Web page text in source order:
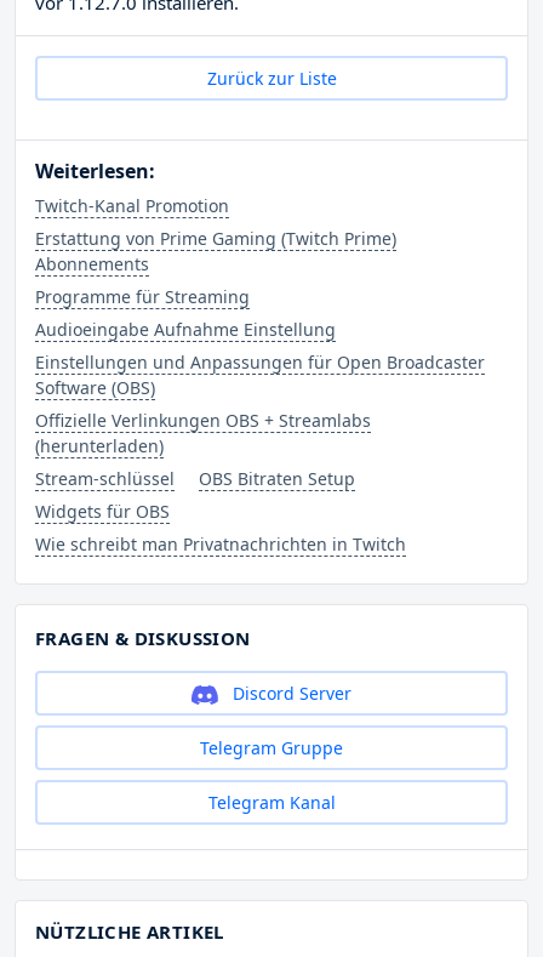
Zurück zur Liste
Weiterlesen:
Twitch-Kanal Promotion
Erstattung von Prime Gaming (Twitch Prime)
Abonnements
Programme für Streaming
Audioeingabe Aufnahme Einstellung
Einstellungen und Anpassungen für Open Broadcaster
Software (OBS)
Offizielle Verlinkungen OBS + Streamlabs
(herunterladen)
Stream-schlüssel
OBS Bitraten Setup
Widgets für OBS
Wie schreibt man Privatnachrichten in Twitch
FRAGEN & DISKUSSION
Discord Server
Telegram Gruppe
Telegram Kanal
NÜTZLICHE ARTIKEL